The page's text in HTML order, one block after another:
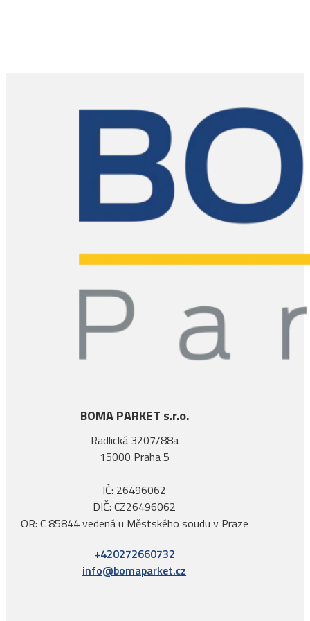
BOMA PARKET s.r.o.
Radlická 3207/88a
15000 Praha 5
IČ: 26496062
DIČ: CZ26496062
OR: C 85844 vedená u Městského soudu v Praze
+420272660732
info@bomaparket.cz